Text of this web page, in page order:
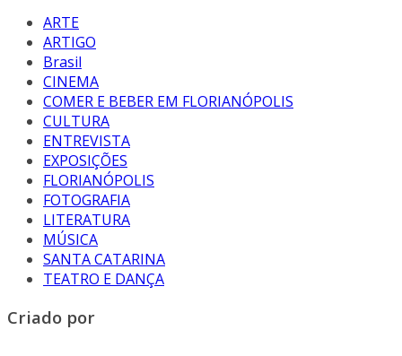
ARTE
ARTIGO
Brasil
CINEMA
COMER E BEBER EM FLORIANÓPOLIS
CULTURA
ENTREVISTA
EXPOSIÇÕES
FLORIANÓPOLIS
FOTOGRAFIA
LITERATURA
MÚSICA
SANTA CATARINA
TEATRO E DANÇA
Criado por